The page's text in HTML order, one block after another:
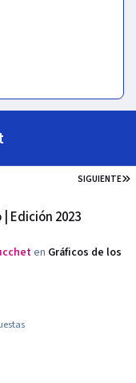
SIGUIENTE
| Edición 2023
en Gráficos de los